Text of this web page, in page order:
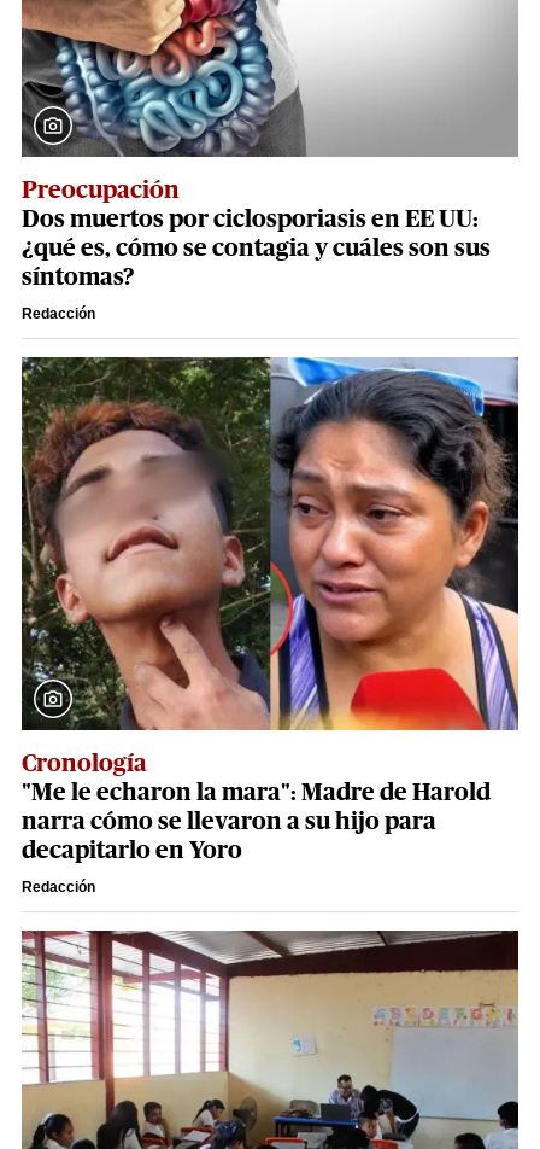
Preocupación
Dos muertos por ciclosporiasis en EE UU:
¿qué es, cómo se contagia y cuáles son sus
síntomas?
Redacción
Cronología
"Me le echaron la mara": Madre de Harold
narra cómo se llevaron a su hijo para
decapitarlo en Yoro
Redacción